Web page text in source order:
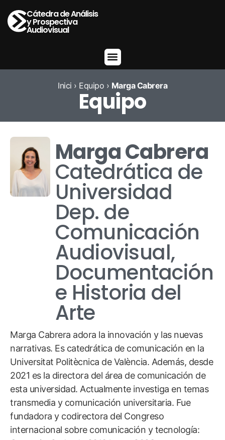
Cátedra de Análisis
y Prospectiva
Audiovisual
Equipo
Inici › Equipo › Marga Cabrera
Marga Cabrera
Catedrática de
Universidad
Dep. de
Comunicación
Audiovisual,
Documentación
e Historia del
Arte
Marga Cabrera adora la innovación y las nuevas
narrativas. Es catedrática de comunicación en la
Universitat Politècnica de València. Además, desde
2021 es la directora del área de comunicación de
esta universidad. Actualmente investiga en temas
transmedia y comunicación universitaria. Fue
fundadora y codirectora del Congreso
internacional sobre comunicación y tecnología: